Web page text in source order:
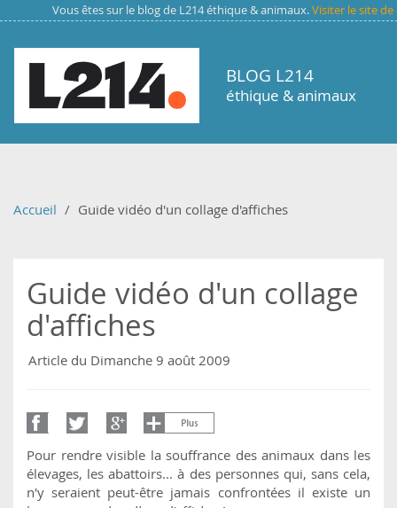
Aller au contenu principal
Vous êtes sur le blog de L214 éthique & animaux.Visiter le site de
BLOG L214
éthique & animaux
Accueil Guide vidéo d'un collage d'affiches
Guide vidéo d'un collage
d'affiches
Article du Dimanche 9 août 2009
Pour rendre visible la souffrance des animaux dans les
élevages, les abattoirs... à des personnes qui, sans cela,
n'y seraient peut-être jamais confrontées il existe un